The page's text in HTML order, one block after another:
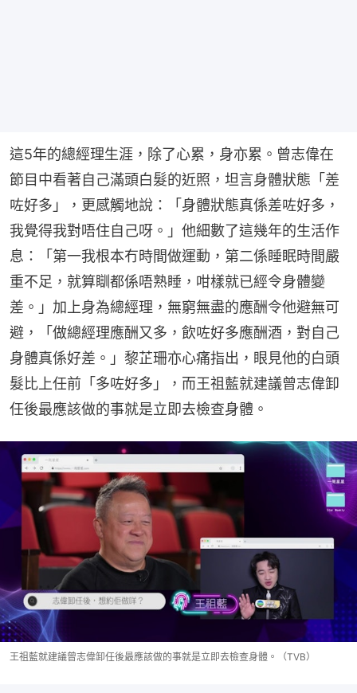
這5年的總經理生涯，除了心累，身亦累。曾志偉在
節目中看著自己滿頭白髮的近照，坦言身體狀態「差
咗好多」，更感觸地說：「身體狀態真係差咗好多，
我覺得我對唔住自己呀。」他細數了這幾年的生活作
息：「第一我根本冇時間做運動，第二係睡眠時間嚴
重不足，就算瞓都係唔熟睡，咁樣就已經令身體變
差。」加上身為總經理，無窮無盡的應酬令他避無可
避，「做總經理應酬又多，飲咗好多應酬酒，對自己
身體真係好差。」黎芷珊亦心痛指出，眼見他的白頭
髮比上任前「多咗好多」，而王祖藍就建議曾志偉卸
任後最應該做的事就是立即去檢查身體。
王祖藍就建議曾志偉卸任後最應該做的事就是立即去檢查身體。（TVB）